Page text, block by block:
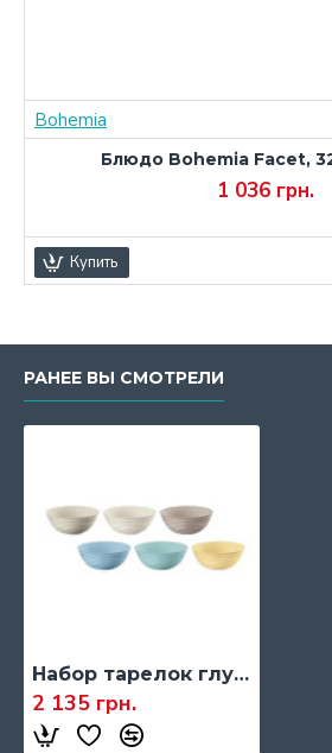
Bohemia
Блюдо Bohemia Facet,
1 036 грн.
Купить
РАНЕЕ ВЫ СМОТРЕЛИ
Набор тарелок глубоких Guzzini TIERRA, разные цвета (17500052)
2 135 грн.